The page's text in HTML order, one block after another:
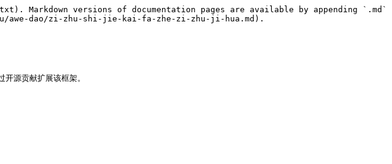
Markdown versions of documentation pages are available by appending `.md`
awe-dao/zi-zhu-shi-jie-kai-fa-zhe-zi-zhu-ji-hua.md).
源贡献扩展该框架。